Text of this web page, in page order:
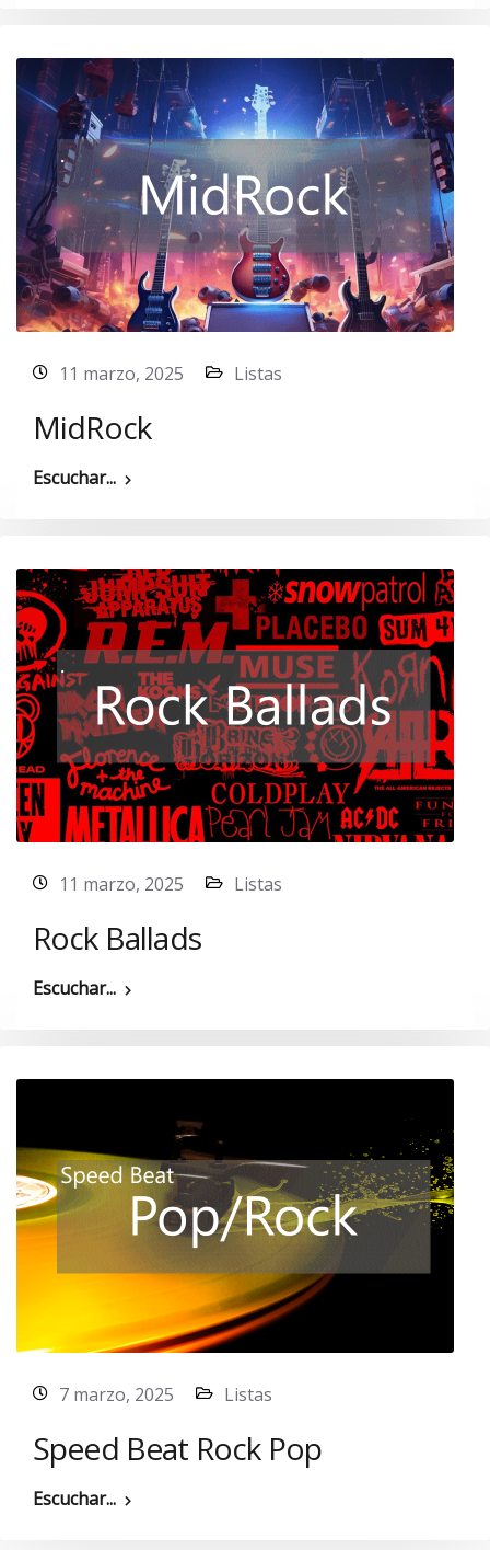
11 marzo, 2025 Listas
MidRock
Escuchar...
11 marzo, 2025 Listas
Rock Ballads
Escuchar...
7 marzo, 2025 Listas
Speed Beat Rock Pop
Escuchar...